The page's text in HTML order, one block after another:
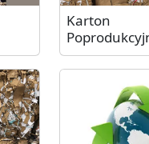
Karton